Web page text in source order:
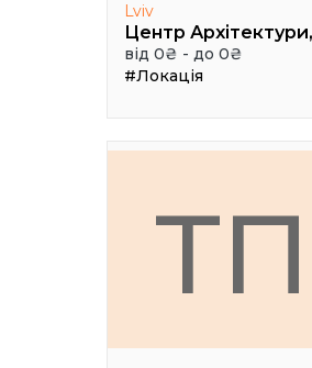
Lviv
від 0₴ - до 0₴
#Локація
ТП